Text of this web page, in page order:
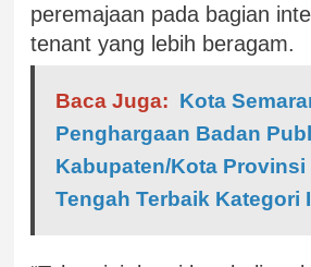
peremajaan pada bagian
tenant yang lebih beragam.
Baca Juga: Kota
Penghargaan Badan
Kabupaten/Kota Provinsi
Tengah Terbaik Kategori